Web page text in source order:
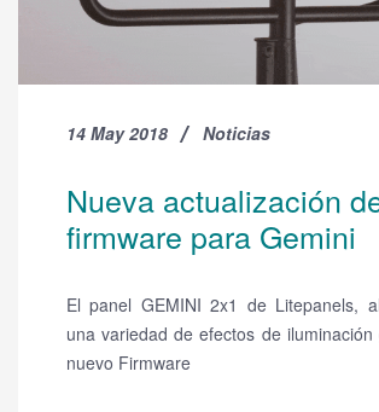
14 May 2018 Noticias
Nueva actualización
firmware para Gemini
El panel GEMINI 2x1 de Litepanels,
una variedad de efectos de
nuevo Firmware